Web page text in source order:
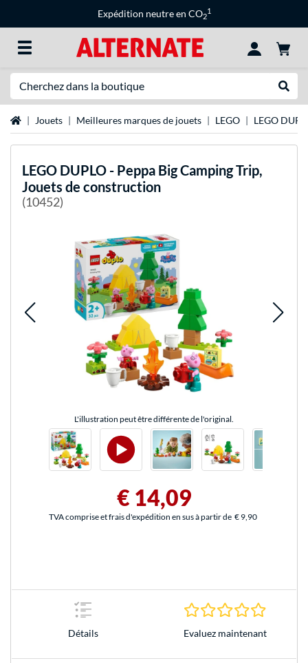
Expédition neutre en CO2
1
Page d'accueil
Jouets Meilleures marques de jouets LEGO LEGO
LEGO DUPLO - Peppa Big Camping Trip,
Jouets de construction
(10452)
L'illustration peut être différente de l'original.
€ 14,09
TVA comprise et frais d'expédition en sus à partir de € 9,90
Détails Evaluez maintenant